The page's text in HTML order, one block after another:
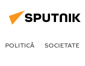
POLITICĂ SOCIETATE